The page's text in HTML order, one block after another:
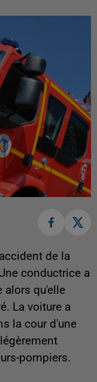
de la
conductrice a
alors qu'elle
La voiture a
la cour d'une
pompiers.